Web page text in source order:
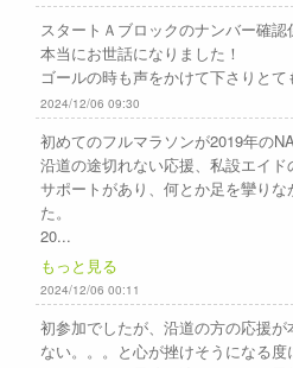
スタートＡブロックのナンバー確認
本当にお世話になりました！
ゴールの時も声をかけて下さりと
2024/12/06 09:30
初めてのフルマラソンが2019年の
沿道の途切れない応援、私設エイ
サポートがあり、何とか足を攣り
た。
20...
もっと見る
2024/12/06 00:11
初参加でしたが、沿道の方の応援
ない。。。と心が挫けそうになる